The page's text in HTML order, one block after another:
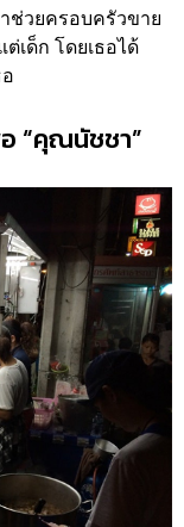
ช่วยครอบครัวขาย
เด็ก โดยเธอได้
“คุณนัชชา”